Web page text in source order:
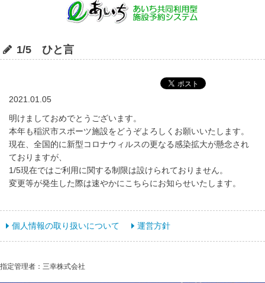
1/5 ひと言
2021.01.05
明けましておめでとうございます。
本年も稲沢市スポーツ施設をどうぞよろしくお願いいたします。
現在、全国的に新型コロナウィルスの更なる感染拡大が懸念され
ておりますが、
1/5現在ではご利用に関する制限は設けられておりません。
変更等が発生した際は速やかにこちらにお知らせいたします。
個人情報の取り扱いについて 運営方針
指定管理者：三幸株式会社